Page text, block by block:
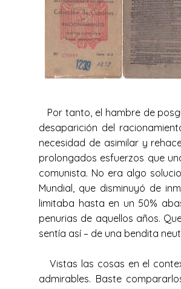
Por tanto, el hambre de
desaparición del
necesidad de asimilar y
prolongados esfuerzos que
comunista. No era algo
Mundial, que disminuyó de
limitaba hasta en un 50%
penurias de aquellos años.
sentía así – de una bendita
Vistas las cosas en el
admirables. Baste